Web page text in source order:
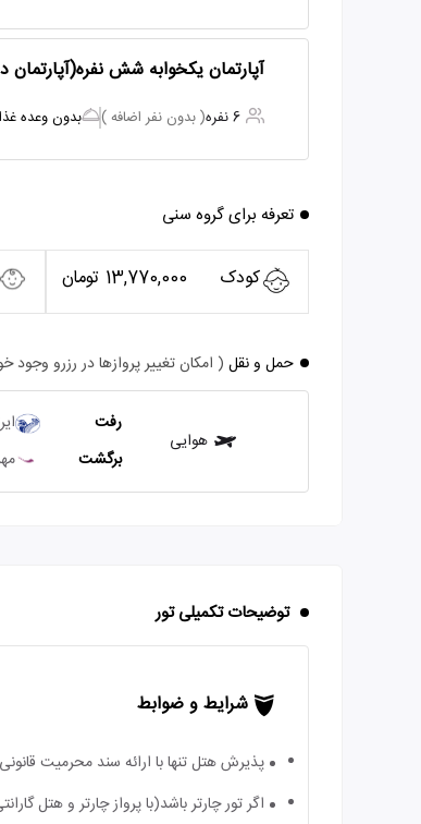
آپارتمان یکخوابه شش
6 نفره ( بدون نفر اضافه ) بدون وعده
تعرفه برای گروه سنی
کودک 13,770,000 تومان
حمل و نقل ( امکان تغییر پروازها در رزرو
هوایی
رفت
برگشت
توضیحات تکمیلی تور
شرایط و ضوابط
پذیرش هتل تنها با ارائه سند محرمیت
اگر تور چارتر باشد(با پرواز چارتر و هتل